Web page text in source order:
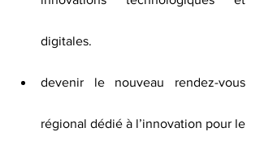
digitales.
devenir le nouveau rendez-vous
régional dédié à l’innovation pour le